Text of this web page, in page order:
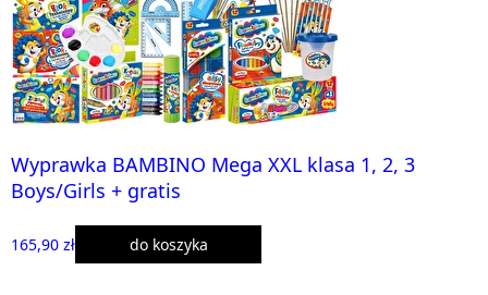
Wyprawka BAMBINO Mega XXL klasa 1, 2, 3
Boys/Girls + gratis
165,90 zł do koszyka